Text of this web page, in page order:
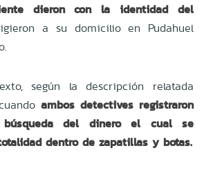
dieron con la identidad del
a su domicilio en Pudahuel
según la descripción relatada
ambos detectives registraron
del dinero el cual se
dentro de zapatillas y botas.